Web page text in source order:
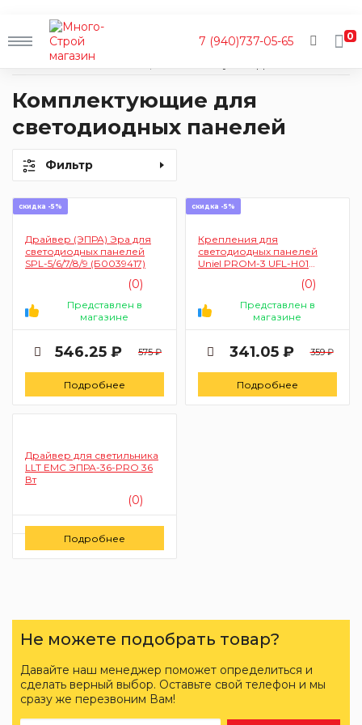
7 (940)737-05-65 0
Комплектующие для
светодиодных панелей
Фильтр
скидка -5%
Драйвер (ЭПРА) Эра для
светодиодных панелей
SPL-5/6/7/8/9 (Б0039417)
(0)
Представлен в
магазине
546.25 ₽ 575 ₽
Подробнее
скидка -5%
Крепления для
светодиодных панелей
Uniel PROM-3 UFL-H01
(0)
Представлен в
магазине
341.05 ₽ 359 ₽
Подробнее
Драйвер для светильника
LLT ЕМС ЭПРА-36-PRO 36
Вт
(0)
Заказать
Подробнее
Не можете подобрать товар?
Давайте наш менеджер поможет определиться и
сделать верный выбор. Оставьте свой телефон и мы
сразу же перезвоним Вам!